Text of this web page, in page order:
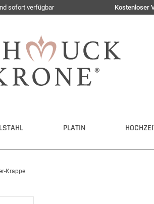
sofort verfügbar Kostenloser
PLATIN
Krappe